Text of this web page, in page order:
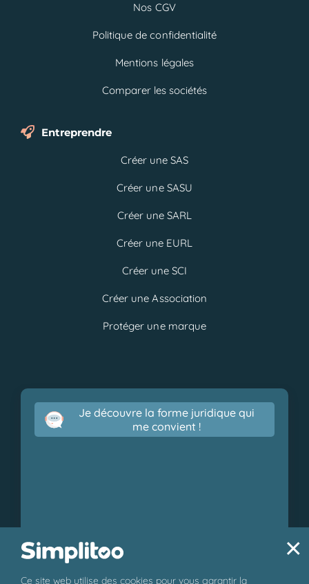
Ce site web utilise des cookies pour vous garantir la
×
Nos CGV
Politique de confidentialité
Mentions légales
Comparer les sociétés
Entreprendre
Créer une SAS
Créer une SASU
Créer une SARL
Créer une EURL
Créer une SCI
Créer une Association
Protéger une marque
Je découvre la forme juridique qui
me convient !
© 2026 Simplitoo - Tous droits réservés.